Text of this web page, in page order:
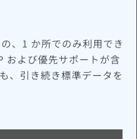
、1 か所でのみ利用でき
および優先サポートが含
、引き続き標準データを